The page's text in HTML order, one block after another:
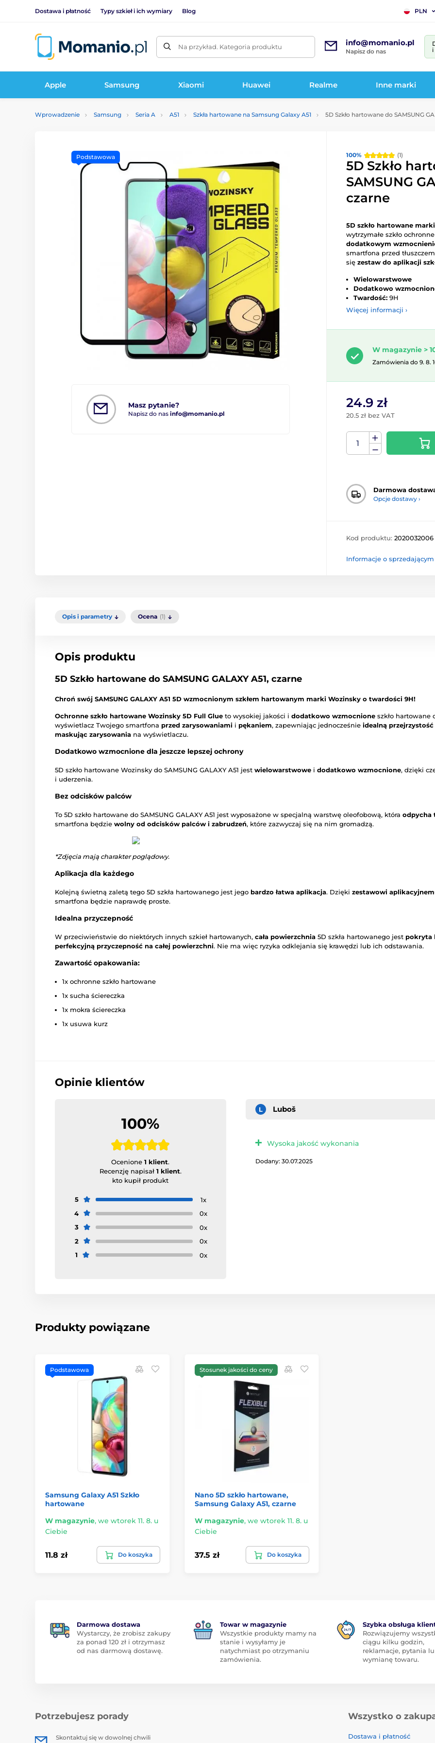
Dostawa i płatność Typy szkieł i ich wymiary Blog PLN
Na przykład. Kategoria produktu info@momanio.pl
Napisz do nas
Apple Samsung Xiaomi Huawei Realme Inne marki
Wprowadzenie Samsung Seria A A51 Szkła hartowane na Samsung Galaxy A51 5D Szkło hartowane do SAMSUNG
100% (1)
Masz pytanie?
Napisz do nas info@momanio.pl
Podstawowa
5D Szkło
SAMSUNG
czarne
5D szkło hartowane marki
wytrzymałe szkło
dodatkowym
smartfona przed
się zestaw do aplikacji
Wielowarstwowe
Dodatkowo
Twardość: 9H
Więcej informacji ›
W magazynie >
Zamówienia do 9. 8.
24.9 zł
20.5 zł bez VAT
Darmowa
Opcje dostawy ›
Kod produktu: 2020032006
Informacje o sprzedającym
Opis i parametry Ocena (1)
Opis produktu
5D Szkło hartowane do SAMSUNG GALAXY A51, czarne
Chroń swój SAMSUNG GALAXY A51 5D wzmocnionym szkłem hartowanym marki Wozinsky o twardości 9H!
Ochronne szkło hartowane Wozinsky 5D Full Glue to wysokiej jakości i dodatkowo wzmocnione szkło hartowane
wyświetlacz Twojego smartfona przed zarysowaniami i pękaniem, zapewniając jednocześnie idealną przejrzystość
maskując zarysowania na wyświetlaczu.
Dodatkowo wzmocnione dla jeszcze lepszej ochrony
5D szkło hartowane Wozinsky do SAMSUNG GALAXY A51 jest wielowarstwowe i dodatkowo wzmocnione, dzięki
i uderzenia.
Bez odcisków palców
To 5D szkło hartowane do SAMSUNG GALAXY A51 jest wyposażone w specjalną warstwę oleofobową, która odpycha
smartfona będzie wolny od odcisków palców i zabrudzeń, które zazwyczaj się na nim gromadzą.
*Zdjęcia mają charakter poglądowy.
Aplikacja dla każdego
Kolejną świetną zaletą tego 5D szkła hartowanego jest jego bardzo łatwa aplikacja. Dzięki zestawowi
smartfona będzie naprawdę proste.
Idealna przyczepność
W przeciwieństwie do niektórych innych szkieł hartowanych, cała powierzchnia 5D szkła hartowanego jest pokryta
perfekcyjną przyczepność na całej powierzchni. Nie ma więc ryzyka odklejania się krawędzi lub ich odstawania.
Zawartość opakowania:
1x ochronne szkło hartowane
1x sucha ściereczka
1x mokra ściereczka
1x usuwa kurz
Opinie klientów
100%
Ocenione1 klient.
Recenzję napisał 1 klient.
kto kupił produkt
5
1x
4
0x
3
0x
2
0x
1
0x
L Luboš
Wysoka jakość wykonania
Dodany: 30.07.2025
Produkty powiązane
Podstawowa
Samsung Galaxy A51 Szkło
hartowane
W magazynie, we wtorek 11. 8. u
Ciebie
11.8 zł Do koszyka
Stosunek jakości do ceny
Nano 5D szkło hartowane,
Samsung Galaxy A51, czarne
W magazynie, we wtorek 11. 8. u
Ciebie
37.5 zł Do koszyka
Darmowa dostawa
Wystarczy, że zrobisz zakupy
za ponad 120 zł i otrzymasz
od nas darmową dostawę.
Towar w magazynie
Wszystkie produkty mamy na
stanie i wysyłamy je
natychmiast po otrzymaniu
zamówienia.
Szybka obsługa
Rozwiązujemy
ciągu kilku godzin,
reklamacje, pytania
wymianę towaru.
Potrzebujesz porady
Skontaktuj się w dowolnej chwili
Wszystko o
Dostawa i płatność